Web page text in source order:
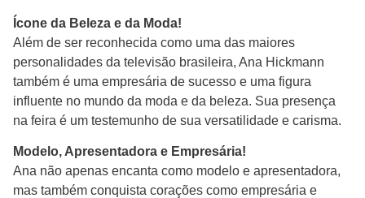
Ícone da Beleza e da Moda!
Além de ser reconhecida como uma das maiores
personalidades da televisão brasileira, Ana Hickmann
também é uma empresária de sucesso e uma figura
influente no mundo da moda e da beleza. Sua presença
na feira é um testemunho de sua versatilidade e carisma.
Modelo, Apresentadora e Empresária!
Ana não apenas encanta como modelo e apresentadora,
mas também conquista corações como empresária e